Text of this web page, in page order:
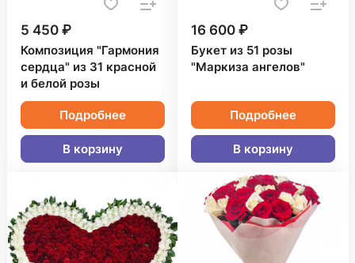
5 450 ₽
Композиция "Гармония
сердца" из 31 красной
и белой розы
Подробнее
В корзину
16 600 ₽
Букет из 51 розы
"Маркиза ангелов"
Подробнее
В корзину